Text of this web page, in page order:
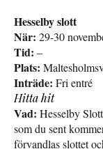
Hesselby slott
När: 29-30
Tid: –
Plats:
Inträde: Fri entré
Hitta hit
Vad: Hesselby
som du sent
förvandlas slottet